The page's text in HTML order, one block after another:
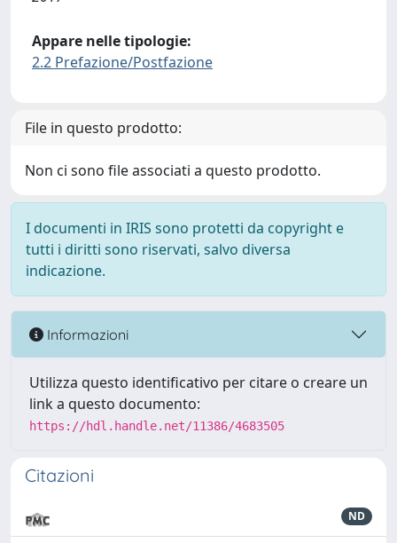
Appare nelle tipologie:
2.2 Prefazione/Postfazione
File in questo prodotto:
Non ci sono file associati a questo prodotto.
I documenti in IRIS sono protetti da copyright e
tutti i diritti sono riservati, salvo diversa
indicazione.
Informazioni
Utilizza questo identificativo per citare o creare un
link a questo documento:
https://hdl.handle.net/11386/4683505
Citazioni
ND